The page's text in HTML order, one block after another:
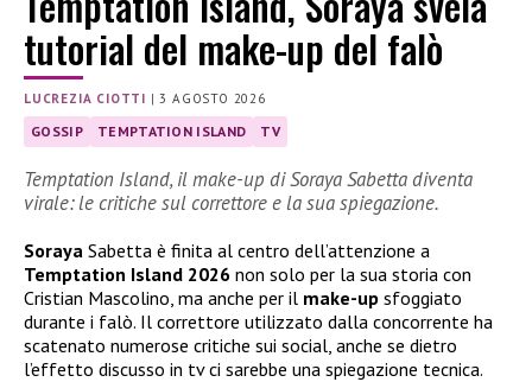
tutorial del make-up del falò
LUCREZIA CIOTTI |3 AGOSTO 2026
GOSSIP TEMPTATION ISLAND TV
Temptation Island, il make-up di Soraya Sabetta diventa
virale: le critiche sul correttore e la sua spiegazione.
Soraya Sabetta è finita al centro dell’attenzione a
Temptation Island 2026 non solo per la sua storia con
Cristian Mascolino, ma anche per il make-up sfoggiato
durante i falò. Il correttore utilizzato dalla concorrente ha
scatenato numerose critiche sui social, anche se dietro
l’effetto discusso in tv ci sarebbe una spiegazione tecnica.